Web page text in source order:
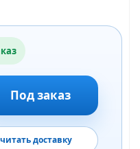
Под заказ
доставку